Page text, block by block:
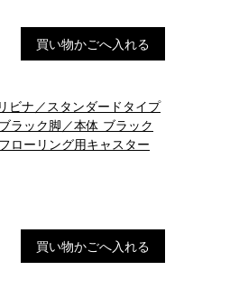
買い物かごへ入れる
ビナ／スタンダードタイプ
ラック脚／本体 ブラック
ローリング用キャスター
買い物かごへ入れる